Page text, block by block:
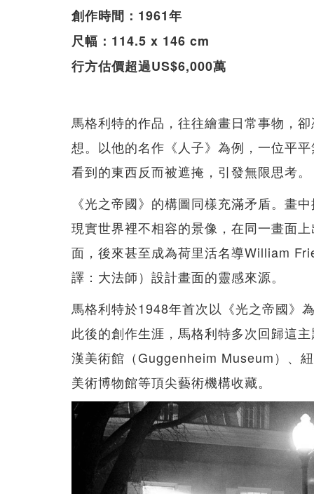
創作時間：1961年
尺幅：114.5 x 146 cm
行方估價超過US$6,000萬
馬格利特的作品，往往繪畫日常事物，
想。以他的名作《人子》為例，一位平
看到的東西反而被遮掩，引發無限思考。
《光之帝國》的構圖同樣充滿矛盾。畫
現實世界裡不相容的景像，在同一畫面
面，後來甚至成為荷里活名導William
譯：大法師）設計畫面的靈感來源。
馬格利特於1948年首次以《光之帝國》
此後的創作生涯，馬格利特多次回歸這
漢美術館（Guggenheim Museum）、
美術博物館等頂尖藝術機構收藏。